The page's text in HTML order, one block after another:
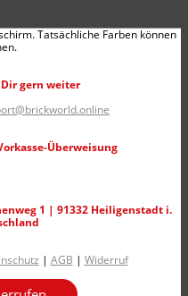
Tatsächliche Farben können
gern weiter
Überweisung
1 | 91332 Heiligenstadt i.
| AGB | Widerruf